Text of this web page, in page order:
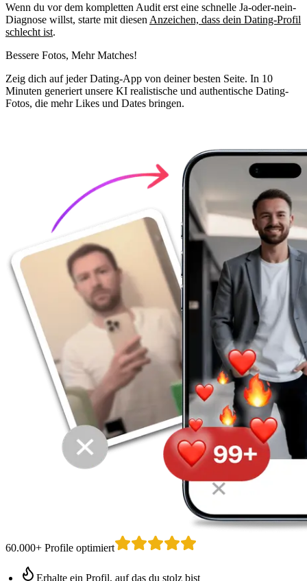
Wenn du vor dem kompletten Audit erst eine schnelle Ja-oder-nein-
Diagnose willst, starte mit diesen Anzeichen, dass dein Dating-Profil
schlecht ist.
Bessere Fotos, Mehr Matches!
Zeig dich auf jeder Dating-App von deiner besten Seite. In 10
Minuten generiert unsere KI realistische und authentische Dating-
Fotos, die mehr Likes und Dates bringen.
60.000+ Profile optimiert
Erhalte ein Profil, auf das du stolz bist